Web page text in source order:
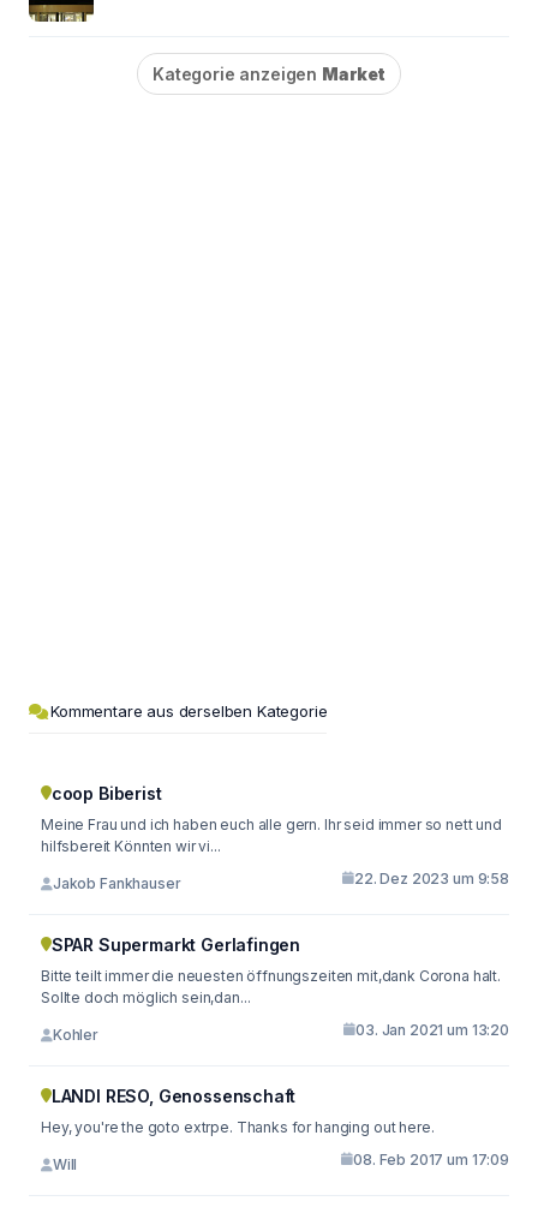
Kategorie anzeigen Market
Kommentare aus derselben Kategorie
coop Biberist
Meine Frau und ich haben euch alle gern. Ihr seid immer so nett und
hilfsbereit Könnten wir vi...
Jakob Fankhauser 22. Dez 2023 um 9:58
SPAR Supermarkt Gerlafingen
Bitte teilt immer die neuesten öffnungszeiten mit,dank Corona halt.
Sollte doch möglich sein,dan...
Kohler 03. Jan 2021 um 13:20
LANDI RESO, Genossenschaft
Hey, you're the goto extrpe. Thanks for hanging out here.
Will 08. Feb 2017 um 17:09